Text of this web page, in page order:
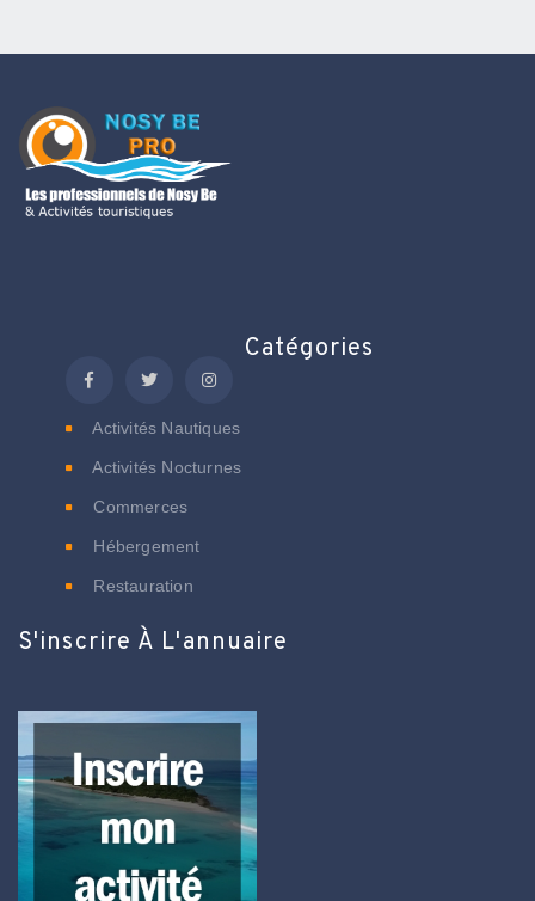
Catégories
Activités Nautiques
Activités Nocturnes
Commerces
Hébergement
Restauration
S'inscrire À L'annuaire